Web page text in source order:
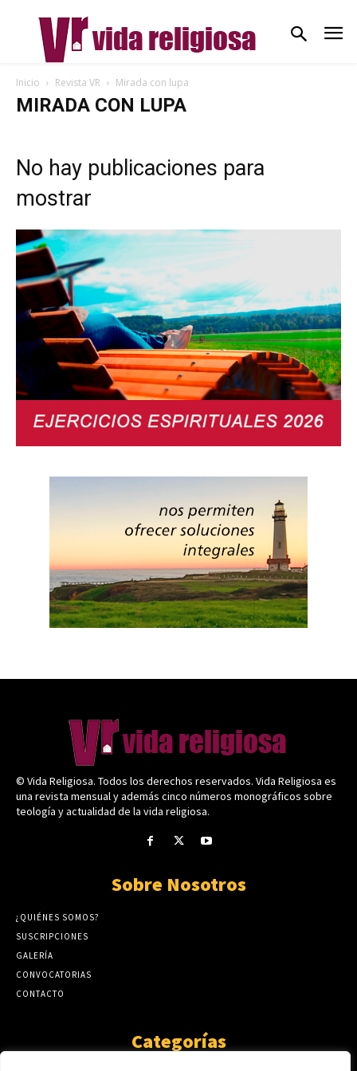
Inicio Revista VR Mirada con lupa
MIRADA CON LUPA
No hay publicaciones para
mostrar
© Vida Religiosa. Todos los derechos reservados. Vida Religiosa es
una revista mensual y además cinco números monográficos sobre
teología y actualidad de la vida religiosa.
Sobre Nosotros
¿QUIÉNES SOMOS?
SUSCRIPCIONES
GALERÍA
CONVOCATORIAS
CONTACTO
Categorías